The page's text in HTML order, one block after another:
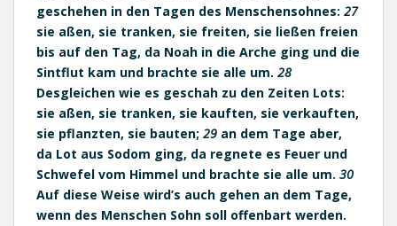
geschehen in den Tagen des Menschensohnes: 27
sie aßen, sie tranken, sie freiten, sie ließen freien
bis auf den Tag, da Noah in die Arche ging und die
Sintflut kam und brachte sie alle um. 28
Desgleichen wie es geschah zu den Zeiten Lots:
sie aßen, sie tranken, sie kauften, sie verkauften,
sie pflanzten, sie bauten; 29 an dem Tage aber,
da Lot aus Sodom ging, da regnete es Feuer und
Schwefel vom Himmel und brachte sie alle um. 30
Auf diese Weise wird’s auch gehen an dem Tage,
wenn des Menschen Sohn soll offenbart werden.